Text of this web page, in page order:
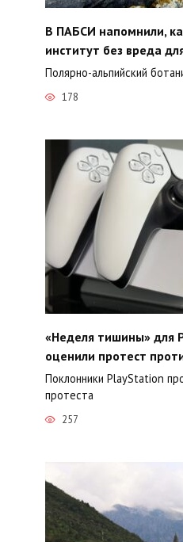
В ПАБСИ напомнили,
институт без вреда
Полярно-альпийский
178
«Неделя тишины» для
оценили протест
Поклонники PlayStation
протеста
257